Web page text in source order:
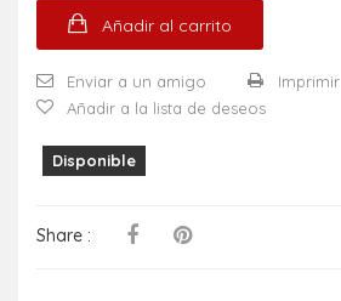
Añadir al carrito
Enviar a un amigo
Imprimir
Añadir a la lista de deseos
Disponible
Share :